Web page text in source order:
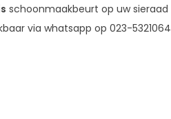
schoonmaakbeurt op uw sieraad
via whatsapp op 023-5321064